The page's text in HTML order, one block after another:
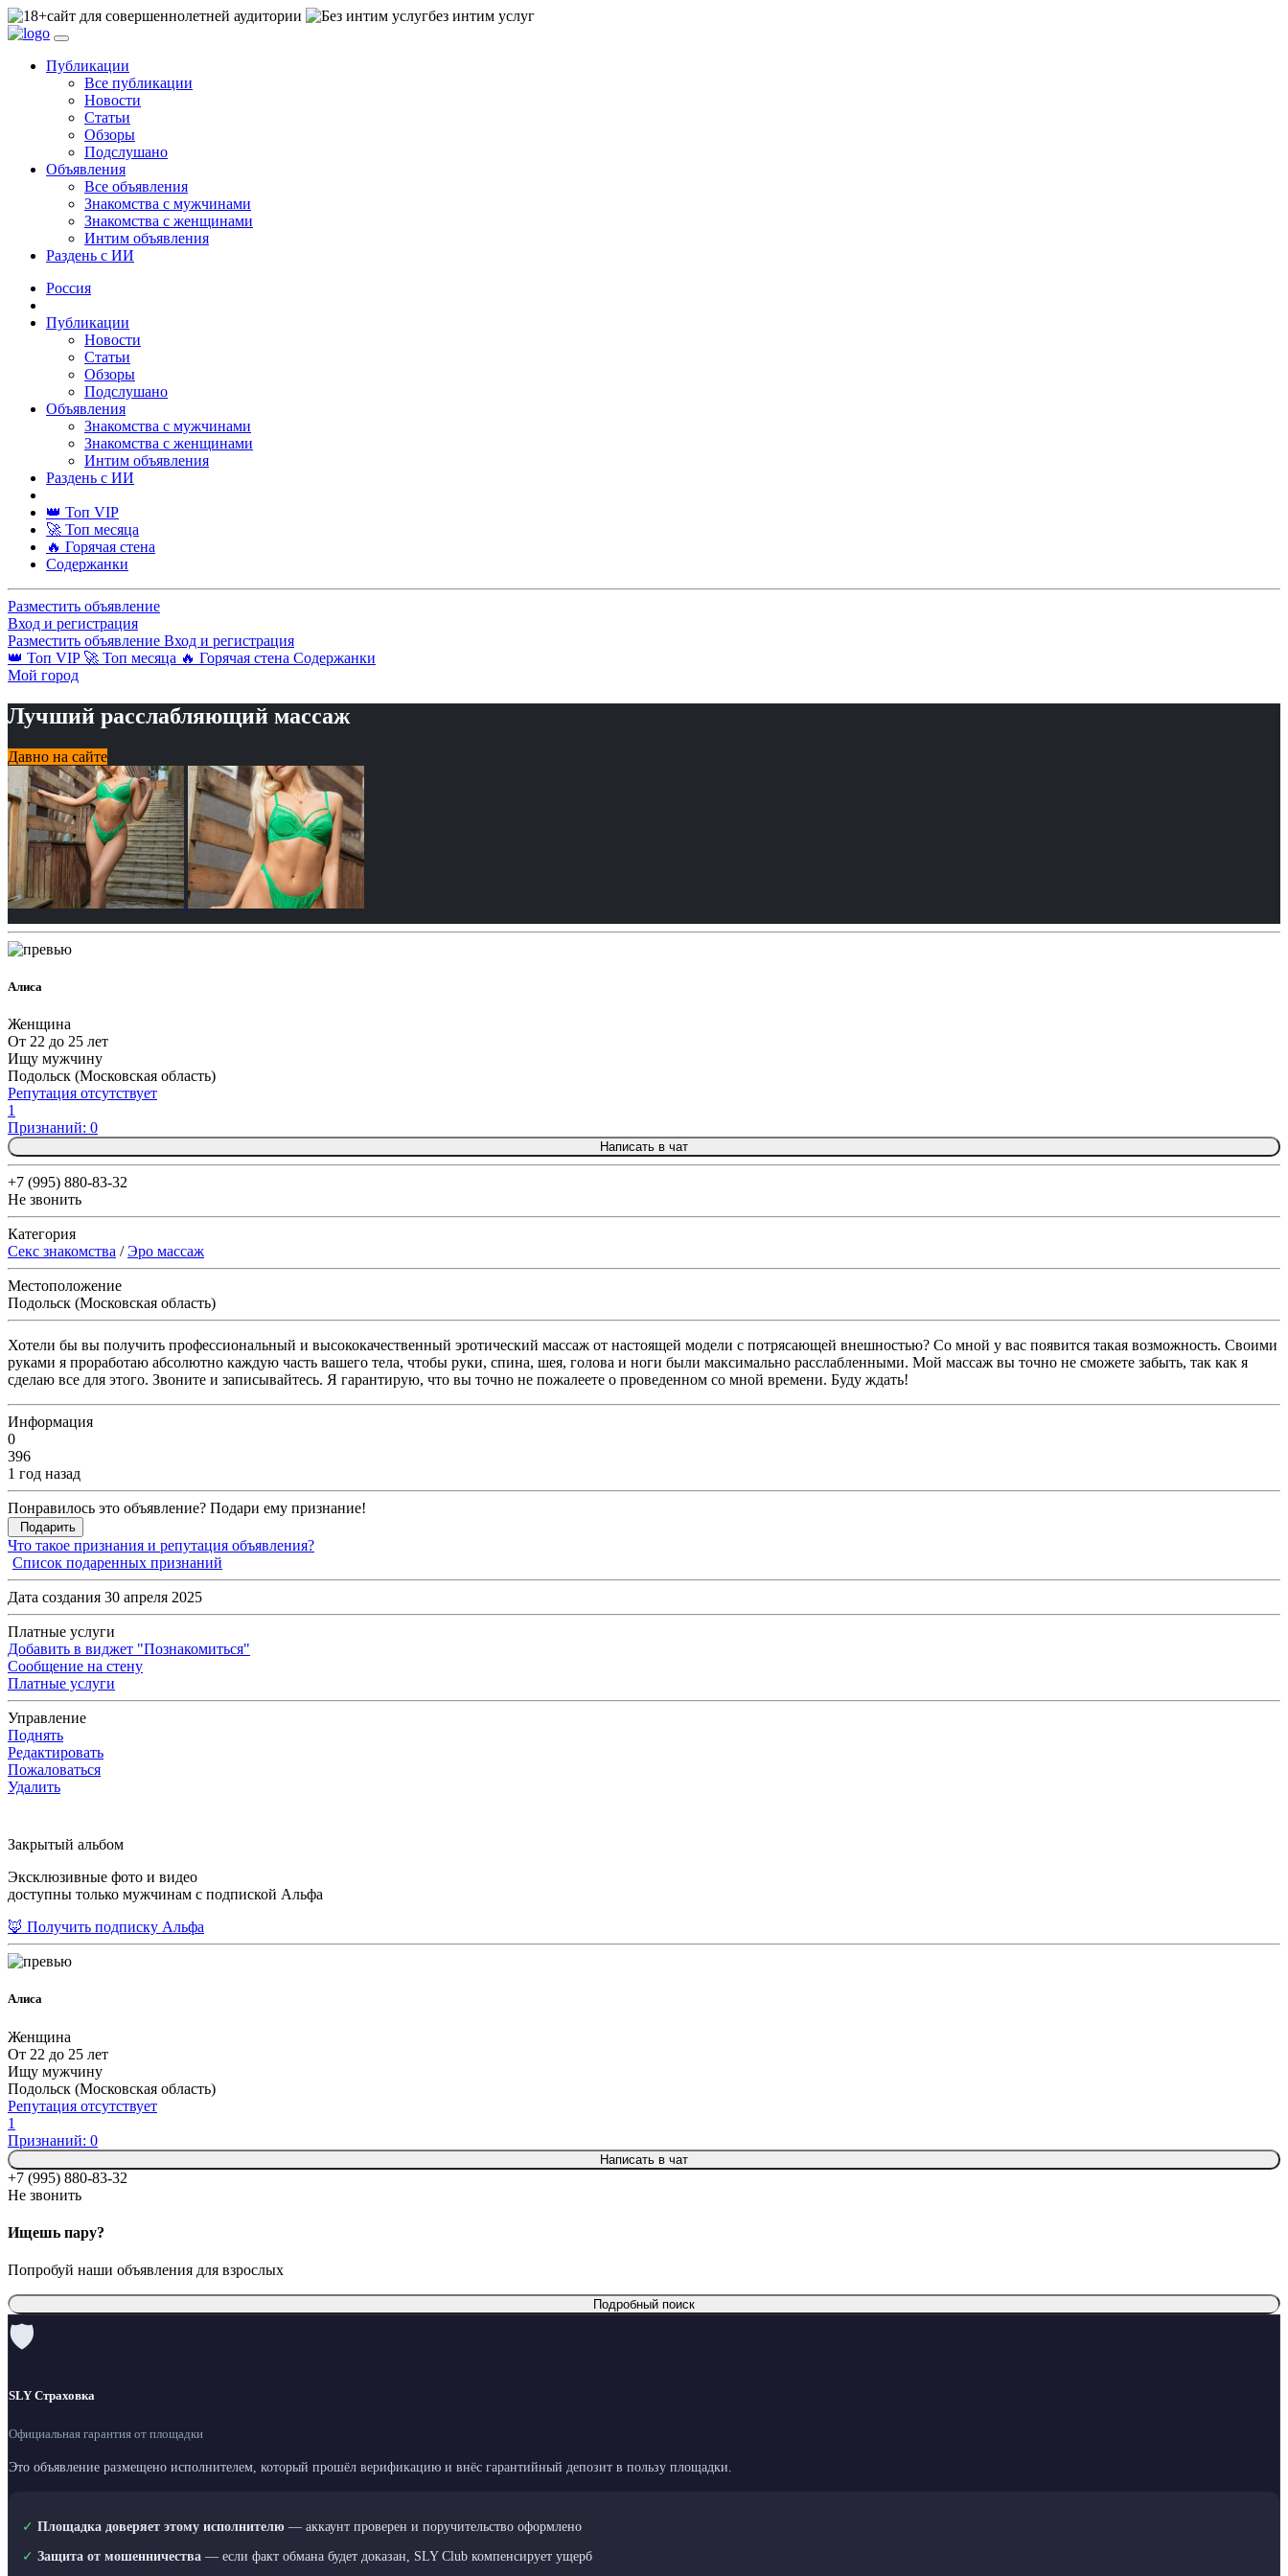
сайт для совершеннолетней аудитории без интим услуг
Публикации
Все публикации
Новости
Статьи
Обзоры
Подслушано
Объявления
Все объявления
Знакомства с мужчинами
Знакомства с женщинами
Интим объявления
Раздень с ИИ
Россия
Публикации
Новости
Статьи
Обзоры
Подслушано
Объявления
Знакомства с мужчинами
Знакомства с женщинами
Интим объявления
Раздень с ИИ
👑 Топ VIP
🚀 Топ месяца
🔥 Горячая стена
Содержанки
Разместить объявление
Вход и регистрация
Разместить объявление Вход и регистрация
👑 Топ VIP 🚀 Топ месяца 🔥 Горячая стена Содержанки
Мой город
Лучший расслабляющий массаж
Давно на сайте
Алиса
Женщина
От 22 до 25 лет
Ищу мужчину
Подольск (Московская область)
Репутация отсутствует
1
Признаний: 0
Написать в чат
+7 (995) 880-83-32
Не звонить
Категория
Секс знакомства /Эро массаж
Местоположение
Подольск (Московская область)
Хотели бы вы получить профессиональный и высококачественный эротический массаж от настоящей модели с потрясающей внешностью? Со мной у вас появится такая возможность. Своими
руками я проработаю абсолютно каждую часть вашего тела, чтобы руки, спина, шея, голова и ноги были максимально расслабленными. Мой массаж вы точно не сможете забыть, так как я
сделаю все для этого. Звоните и записывайтесь. Я гарантирую, что вы точно не пожалеете о проведенном со мной времени. Буду ждать!
Информация
0
396
1 год назад
Понравилось это объявление? Подари ему признание!
Подарить
Что такое признания и репутация объявления?
Список подаренных признаний
Дата создания 30 апреля 2025
Платные услуги
Добавить в виджет "Познакомиться"
Сообщение на стену
Платные услуги
Управление
Поднять
Редактировать
Пожаловаться
Удалить
Закрытый альбом
Эксклюзивные фото и видео
доступны только мужчинам с подпиской Альфа
🦊 Получить подписку Альфа
Алиса
Женщина
От 22 до 25 лет
Ищу мужчину
Подольск (Московская область)
Репутация отсутствует
1
Признаний: 0
Написать в чат
+7 (995) 880-83-32
Не звонить
Ищешь пару?
Попробуй наши объявления для взрослых
Подробный поиск
🛡
SLY Страховка
Официальная гарантия от площадки
Это объявление размещено исполнителем, который прошёл верификацию и внёс гарантийный депозит в пользу площадки.
✓ Площадка доверяет этому исполнителю — аккаунт проверен и поручительство оформлено
✓ Защита от мошенничества — если факт обмана будет доказан, SLY Club компенсирует ущерб